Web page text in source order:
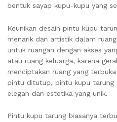
bentuk sayap kupu-kupu yang
Keunikan desain pintu kupu
menarik dan artistik dalam
untuk ruangan dengan akses
atau ruang keluarga, karena
menciptakan ruang yang
pintu ditutup, pintu kupu tarung
elegan dan estetika yang unik.
Pintu kupu tarung biasanya